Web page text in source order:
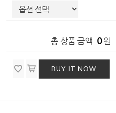
총 상품 금액 0원
BUY IT NOW